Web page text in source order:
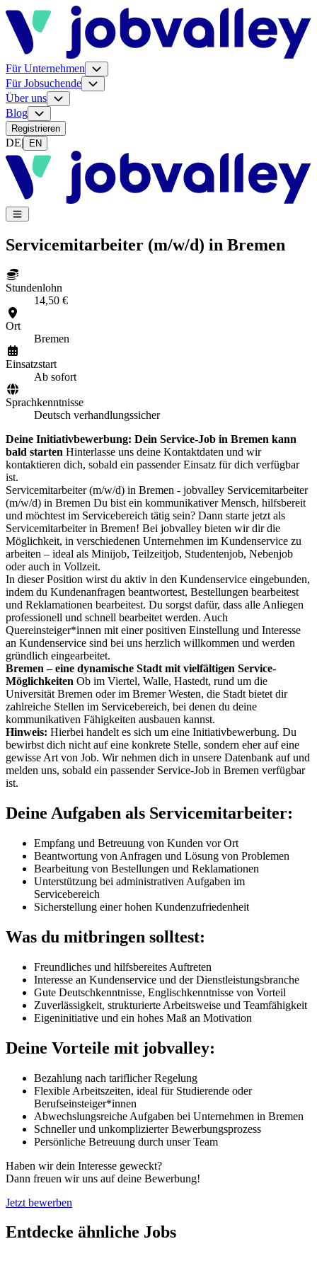
Für Unternehmen
Für Jobsuchende
Über uns
Blog
Registrieren
DE| EN
Servicemitarbeiter (m/w/d) in Bremen
Stundenlohn
14,50 €
Ort
Bremen
Einsatzstart
Ab sofort
Sprachkenntnisse
Deutsch verhandlungssicher
Deine Initiativbewerbung: Dein Service-Job in Bremen kann
bald starten Hinterlasse uns deine Kontaktdaten und wir
kontaktieren dich, sobald ein passender Einsatz für dich verfügbar
ist.
Servicemitarbeiter (m/w/d) in Bremen - jobvalley Servicemitarbeiter
(m/w/d) in Bremen Du bist ein kommunikativer Mensch, hilfsbereit
und möchtest im Servicebereich tätig sein? Dann starte jetzt als
Servicemitarbeiter in Bremen! Bei jobvalley bieten wir dir die
Möglichkeit, in verschiedenen Unternehmen im Kundenservice zu
arbeiten – ideal als Minijob, Teilzeitjob, Studentenjob, Nebenjob
oder auch in Vollzeit.
In dieser Position wirst du aktiv in den Kundenservice eingebunden,
indem du Kundenanfragen beantwortest, Bestellungen bearbeitest
und Reklamationen bearbeitest. Du sorgst dafür, dass alle Anliegen
professionell und schnell bearbeitet werden. Auch
Quereinsteiger*innen mit einer positiven Einstellung und Interesse
an Kundenservice sind bei uns herzlich willkommen und werden
gründlich eingearbeitet.
Bremen – eine dynamische Stadt mit vielfältigen Service-
Möglichkeiten Ob im Viertel, Walle, Hastedt, rund um die
Universität Bremen oder im Bremer Westen, die Stadt bietet dir
zahlreiche Stellen im Servicebereich, bei denen du deine
kommunikativen Fähigkeiten ausbauen kannst.
Hinweis: Hierbei handelt es sich um eine Initiativbewerbung. Du
bewirbst dich nicht auf eine konkrete Stelle, sondern eher auf eine
gewisse Art von Job. Wir nehmen dich in unsere Datenbank auf und
melden uns, sobald ein passender Service-Job in Bremen verfügbar
ist.
Deine Aufgaben als Servicemitarbeiter:
Empfang und Betreuung von Kunden vor Ort
Beantwortung von Anfragen und Lösung von Problemen
Bearbeitung von Bestellungen und Reklamationen
Unterstützung bei administrativen Aufgaben im
Servicebereich
Sicherstellung einer hohen Kundenzufriedenheit
Was du mitbringen solltest:
Freundliches und hilfsbereites Auftreten
Interesse an Kundenservice und der Dienstleistungsbranche
Gute Deutschkenntnisse, Englischkenntnisse von Vorteil
Zuverlässigkeit, strukturierte Arbeitsweise und Teamfähigkeit
Eigeninitiative und ein hohes Maß an Motivation
Deine Vorteile mit jobvalley:
Bezahlung nach tariflicher Regelung
Flexible Arbeitszeiten, ideal für Studierende oder
Berufseinsteiger*innen
Abwechslungsreiche Aufgaben bei Unternehmen in Bremen
Schneller und unkomplizierter Bewerbungsprozess
Persönliche Betreuung durch unser Team
Haben wir dein Interesse geweckt?
Dann freuen wir uns auf deine Bewerbung!
Jetzt bewerben
Entdecke ähnliche Jobs